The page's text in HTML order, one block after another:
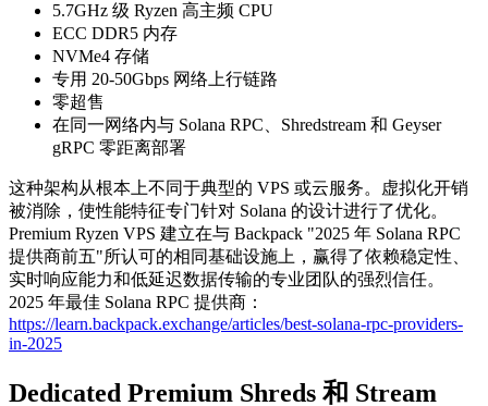
5.7GHz 级 Ryzen 高主频 CPU
ECC DDR5 内存
NVMe4 存储
专用 20-50Gbps 网络上行链路
零超售
在同一网络内与 Solana RPC、Shredstream 和 Geyser
gRPC 零距离部署
这种架构从根本上不同于典型的 VPS 或云服务。虚拟化开销
被消除，使性能特征专门针对 Solana 的设计进行了优化。
Premium Ryzen VPS 建立在与 Backpack "2025 年 Solana RPC
提供商前五"所认可的相同基础设施上，赢得了依赖稳定性、
实时响应能力和低延迟数据传输的专业团队的强烈信任。
2025 年最佳 Solana RPC 提供商：
https://learn.backpack.exchange/articles/best-solana-rpc-providers-
in-2025
Dedicated Premium Shreds 和 Stream